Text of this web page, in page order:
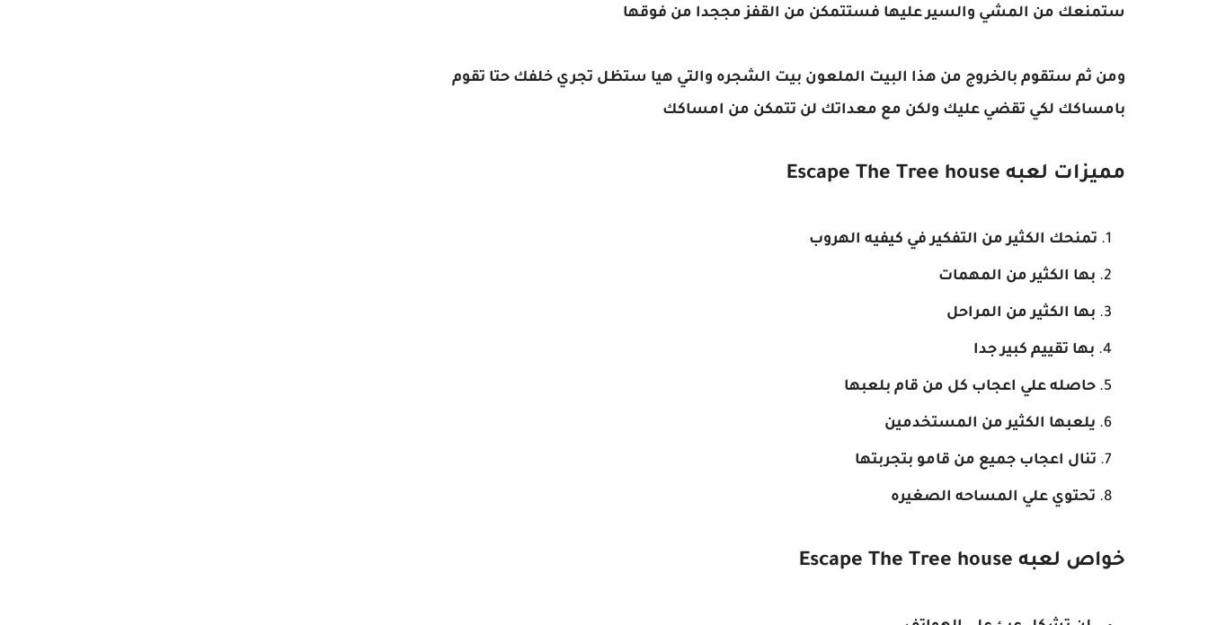
ستمنعك من المشي والسير عليها فستتمكن من القفز مججدا من فوقها
ومن ثم ستقوم بالخروج من هذا البيت الملعون بيت الشجره والتي هيا ستظل تجري خلفك حتا تقوم
بامساكك لكي تقضي عليك ولكن مع معداتك لن تتمكن من امساكك
مميزات لعبه Escape The Tree house
تمنحك الكثير من التفكير في كيفيه الهروب
بها الكثير من المهمات
بها الكثير من المراحل
بها تقييم كبير جدا
حاصله علي اعجاب كل من قام بلعبها
يلعبها الكثير من المستخدمين
تنال اعجاب جميع من قامو بتجربتها
تحتوي علي المساحه الصغيره
خواص لعبه Escape The Tree house